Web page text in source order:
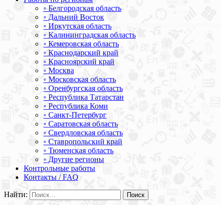
◦ Белгородская область
◦ Дальний Восток
◦ Иркутская область
◦ Калининградская область
◦ Кемеровская область
◦ Краснодарский край
◦ Красноярский край
◦ Москва
◦ Московская область
◦ Оренбургская область
◦ Республика Татарстан
◦ Республика Коми
◦ Санкт-Петербург
◦ Саратовская область
◦ Свердловская область
◦ Ставропольский край
◦ Тюменская область
◦ Другие регионы
Контрольные работы
Контакты / FAQ
Найти: